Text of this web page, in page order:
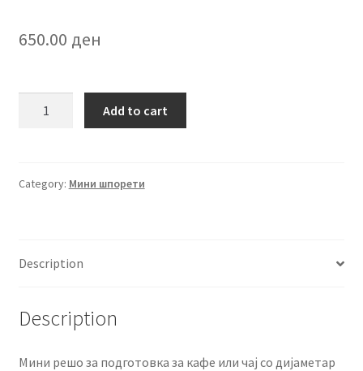
650.00 ден
Add to cart
Category: Мини шпорети
Description
Description
Мини решо за подготовка за кафе или чај со дијаметар